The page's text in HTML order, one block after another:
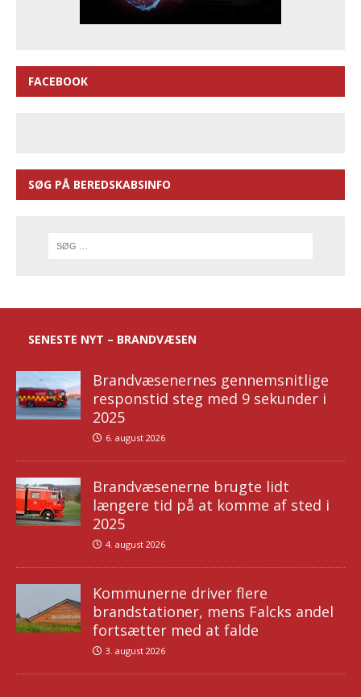
FACEBOOK
SØG PÅ BEREDSKABSINFO
SENESTE NYT – BRANDVÆSEN
Brandvæsenernes gennemsnitlige
responstid steg med 9 sekunder i
2025
6. august 2026
Brandvæsenerne brugte lidt
længere tid på at komme af sted i
2025
4. august 2026
Kommunerne driver flere
brandstationer, mens Falcks andel
fortsætter med at falde
3. august 2026